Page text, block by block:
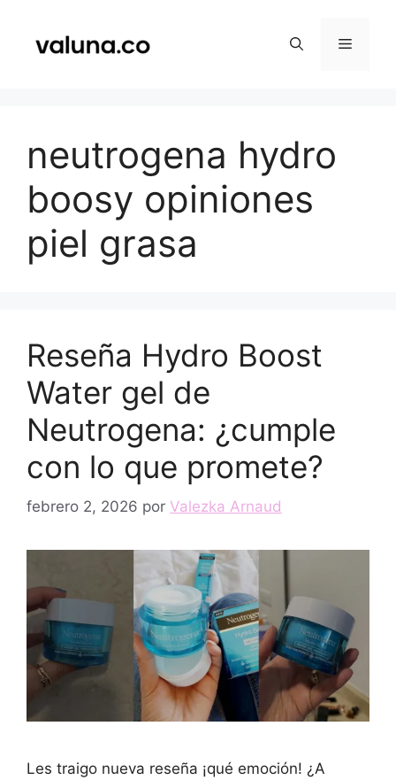
contenido
Menú
neutrogena hydro
boosy opiniones
piel grasa
Reseña Hydro Boost
Water gel de
Neutrogena: ¿cumple
con lo que promete?
febrero 2, 2026 por Valezka Arnaud
Les traigo nueva reseña ¡qué emoción! ¿A